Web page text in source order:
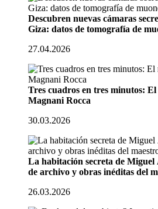
Descubren nuevas cámaras
Giza: datos de tomografía de
27.04.2026
Tres cuadros en tres minutos:
Magnani Rocca
30.03.2026
La habitación secreta de
de archivo y obras inéditas del
26.03.2026